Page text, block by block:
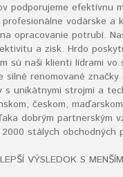
podporujeme efektívnu
vodárske a
opracovanie potrubí.
a zisk. Hrdo
sú naši klienti lídrami vo
silné renomované značky
s unikátnymi strojmi a
českom,
dobrým partnerským
stálych obchodných
VÝSLEDOK S